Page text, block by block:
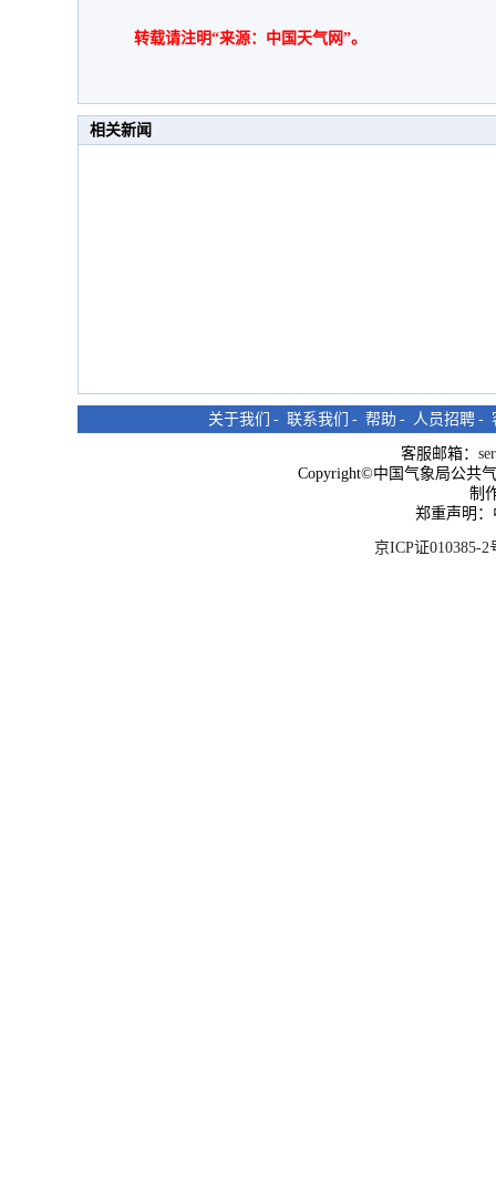
转载请注明“来源：中国天气网”。
相关新闻
关于我们 - 联系我们 - 帮助 - 人员招聘 -
客服邮箱：
Copyright©中国气象局公共
制
郑重声明
京ICP证010385-2